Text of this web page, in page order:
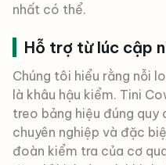
nhất có thể.
Hỗ trợ từ lúc cập
Chúng tôi hiểu rằng nỗi
là khâu hậu kiểm. Tini
treo bảng hiệu đúng quy
chuyên nghiệp và đặc
đoàn kiểm tra của cơ